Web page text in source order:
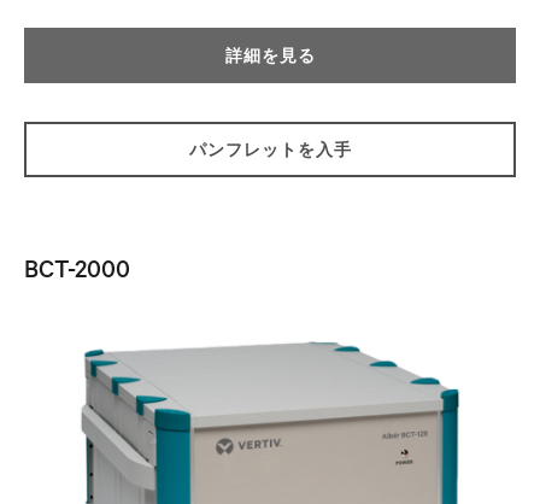
詳細を見る
パンフレットを入手
BCT-2000